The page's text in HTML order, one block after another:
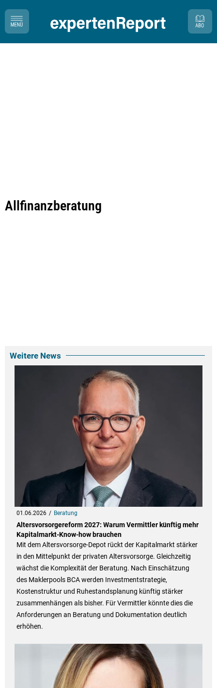
Allfinanzberatung
Weitere News
01.06.2026 Beratung
Altersvorsorgereform 2027: Warum Vermittler künftig mehr
Kapitalmarkt-Know-how brauchen
Mit dem Altersvorsorge-Depot rückt der Kapitalmarkt stärker
in den Mittelpunkt der privaten Altersvorsorge. Gleichzeitig
wächst die Komplexität der Beratung. Nach Einschätzung
des Maklerpools BCA werden Investmentstrategie,
Kostenstruktur und Ruhestandsplanung künftig stärker
zusammenhängen als bisher. Für Vermittler könnte dies die
Anforderungen an Beratung und Dokumentation deutlich
erhöhen.